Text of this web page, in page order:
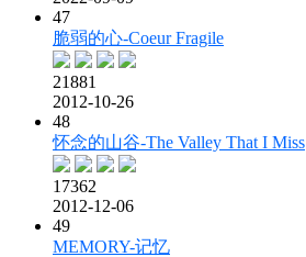
47
脆弱的心-Coeur Fragile
21881
2012-10-26
48
怀念的山谷-The Valley That I Miss
17362
2012-12-06
49
MEMORY-记忆